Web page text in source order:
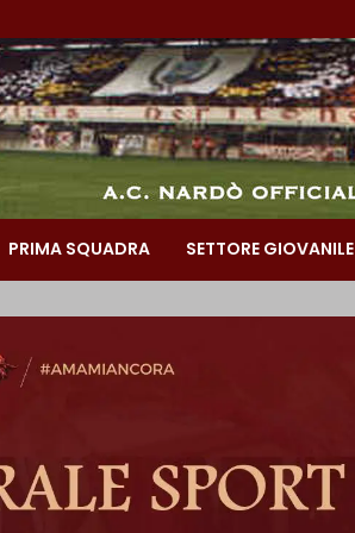
PRIMA SQUADRA SETTORE GIOVANILE